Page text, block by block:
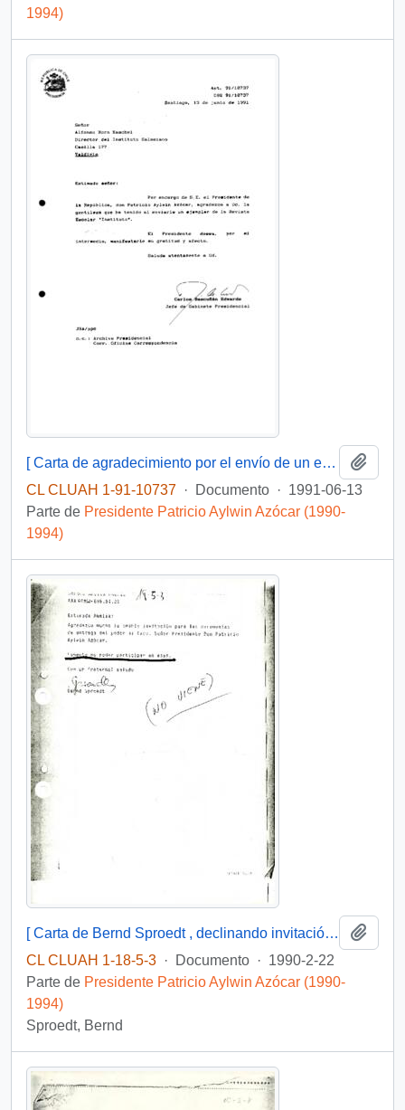
1994)
[ Carta de agradecimiento por el envío de un ejemplar de la Revista Escolar "Instituto" del Instituto Salesiano]
CL CLUAH 1-91-10737 · Documento · 1991-06-13
Parte de Presidente Patricio Aylwin Azócar (1990-
1994)
[ Carta de Bernd Sproedt , declinando invitación a acto de posesión ].
CL CLUAH 1-18-5-3 · Documento · 1990-2-22
Parte de Presidente Patricio Aylwin Azócar (1990-
1994)
Sproedt, Bernd